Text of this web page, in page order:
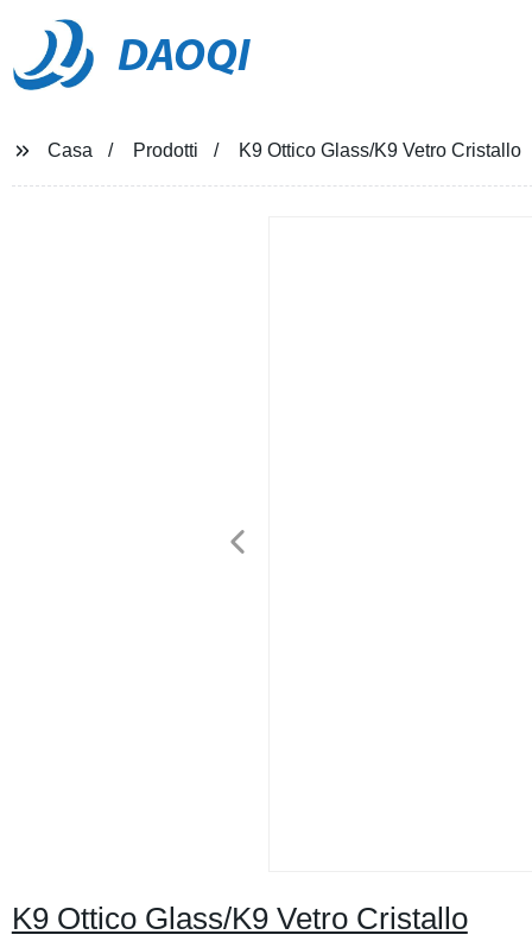
DAOQI
Casa Prodotti K9 Ottico Glass/K9 Vetro Cristallo
K9 Ottico Glass/K9 Vetro Cristallo